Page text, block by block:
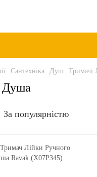
Сантехніка Душ Тримачі
Душа
За популярністю